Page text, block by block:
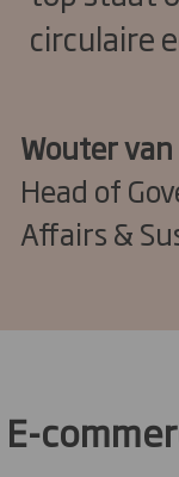
circulaire
Wouter van
Head of
Affairs &
E-